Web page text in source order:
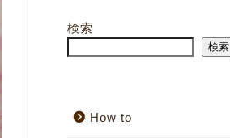
検索
検索
How to